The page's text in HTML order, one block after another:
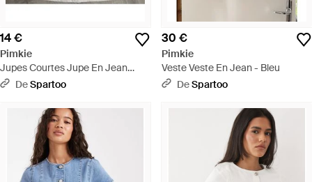
14 €
Pimkie
Jupes Courtes Jupe En Jean
Blanche - Gris
DeSpartoo
30 €
Pimkie
Veste Veste En Jean - Bleu
DeSpartoo